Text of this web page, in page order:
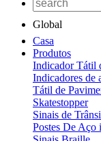
Global
Casa
Produtos
Indicador Tátil
Indicadores de
Tátil de
Skatestopper
Sinais de
Postes De Aço